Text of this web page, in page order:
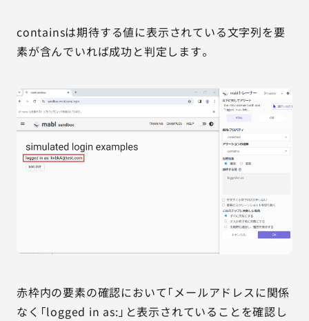
containsは期待する値に表示されている文字列を要
素が含んでいれば成功と判定します。
赤枠内の要素の確認において「メールアドレスに関係
なく「logged in as:」と表示されていることを確認し